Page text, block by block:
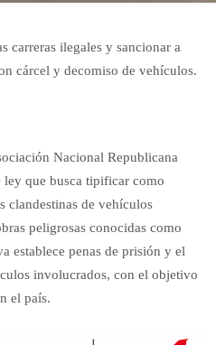
carreras ilegales y sancionar a
cárcel y decomiso de vehículos.
Nacional Republicana
que busca tipificar como
clandestinas de vehículos
peligrosas conocidas como
establece penas de prisión y el
involucrados, con el objetivo
el país.